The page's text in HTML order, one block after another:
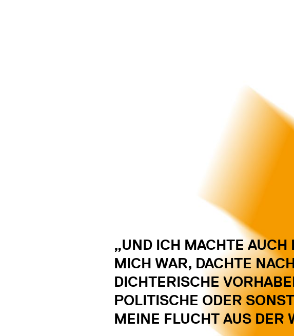
„UND ICH MACHTE
MICH WAR, DACHTE
DICHTERISCHE
POLITISCHE ODER
MEINE FLUCHT AUS DER